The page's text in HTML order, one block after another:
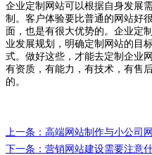
企业定制网站可以根据自身发展
制。客户体验要比普通的网站好
面，也是有很大优势的。企业定
业发展规划，明确定制网站的目
式。做好这些，才能去定制企业
有资质，有能力，有技术，有售
的。
上一条：高端网站制作与小公司
下一条：营销网站建设需要注意